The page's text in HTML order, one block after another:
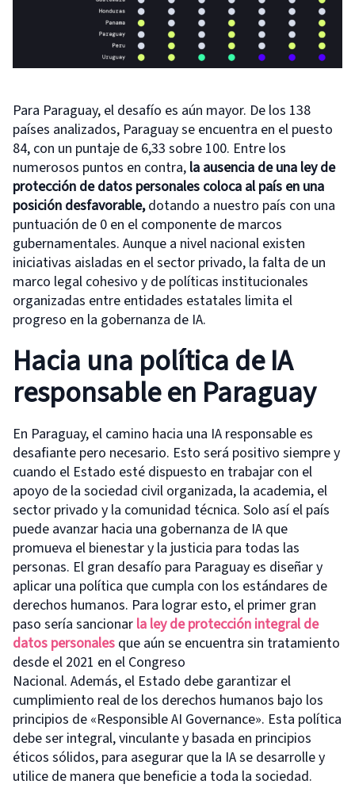
Para Paraguay, el desafío es aún mayor. De los 138
países analizados, Paraguay se encuentra en el puesto
84, con un puntaje de 6,33 sobre 100. Entre los
numerosos puntos en contra, la ausencia de una ley de
protección de datos personales coloca al país en una
posición desfavorable,dotando a nuestro país con una
puntuación de 0 en el componente de marcos
gubernamentales. Aunque a nivel nacional existen
iniciativas aisladas en el sector privado, la falta de un
marco legal cohesivo y de políticas institucionales
organizadas entre entidades estatales limita el
progreso en la gobernanza de IA.
Hacia una política de IA
responsable en Paraguay
En Paraguay, el camino hacia una IA responsable es
desafiante pero necesario. Esto será positivo siempre y
cuando el Estado esté dispuesto en trabajar con el
apoyo de la sociedad civil organizada, la academia, el
sector privado y la comunidad técnica. Solo así el país
puede avanzar hacia una gobernanza de IA que
promueva el bienestar y la justicia para todas las
personas. El gran desafío para Paraguay es diseñar y
aplicar una política que cumpla con los estándares de
derechos humanos. Para lograr esto, el primer gran
paso sería sancionar la ley de protección integral de
datos personales que aún se encuentra sin tratamiento
desde el 2021 en el Congreso
Nacional. Además, el Estado debe garantizar el
cumplimiento real de los derechos humanos bajo los
principios de «Responsible AI Governance». Esta política
debe ser integral, vinculante y basada en principios
éticos sólidos, para asegurar que la IA se desarrolle y
utilice de manera que beneficie a toda la sociedad.